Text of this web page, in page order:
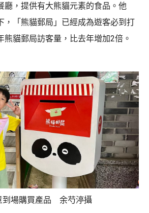
廳，提供有大熊貓元素的食品。他
，「熊貓郵局」已經成為遊客必到打
熊貓郵局訪客量，比去年增加2倍。
到場購買產品 余芍渟攝